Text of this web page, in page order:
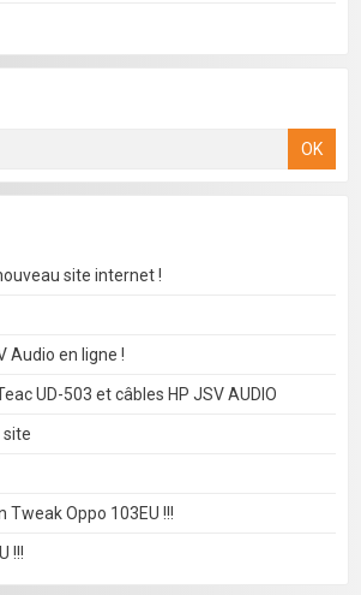
OK
site internet !
Audio en ligne !
UD-503 et câbles HP JSV AUDIO
site
Tweak Oppo 103EU !!!
!!!